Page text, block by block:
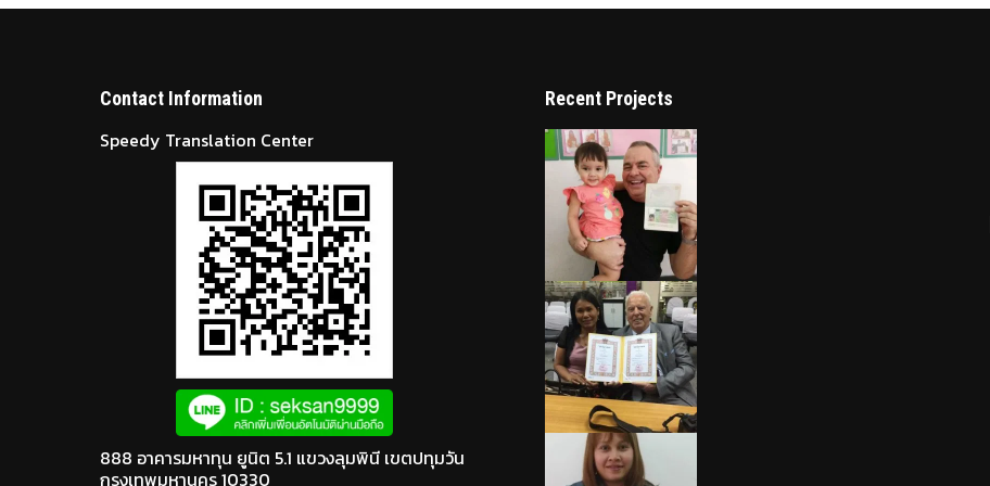
Contact Information
Speedy Translation Center
888 อาคารมหาทุน ยูนิต 5.1 แขวงลุมพินี เขตปทุมวัน
กรุงเทพมหานคร 10330
Recent Projects